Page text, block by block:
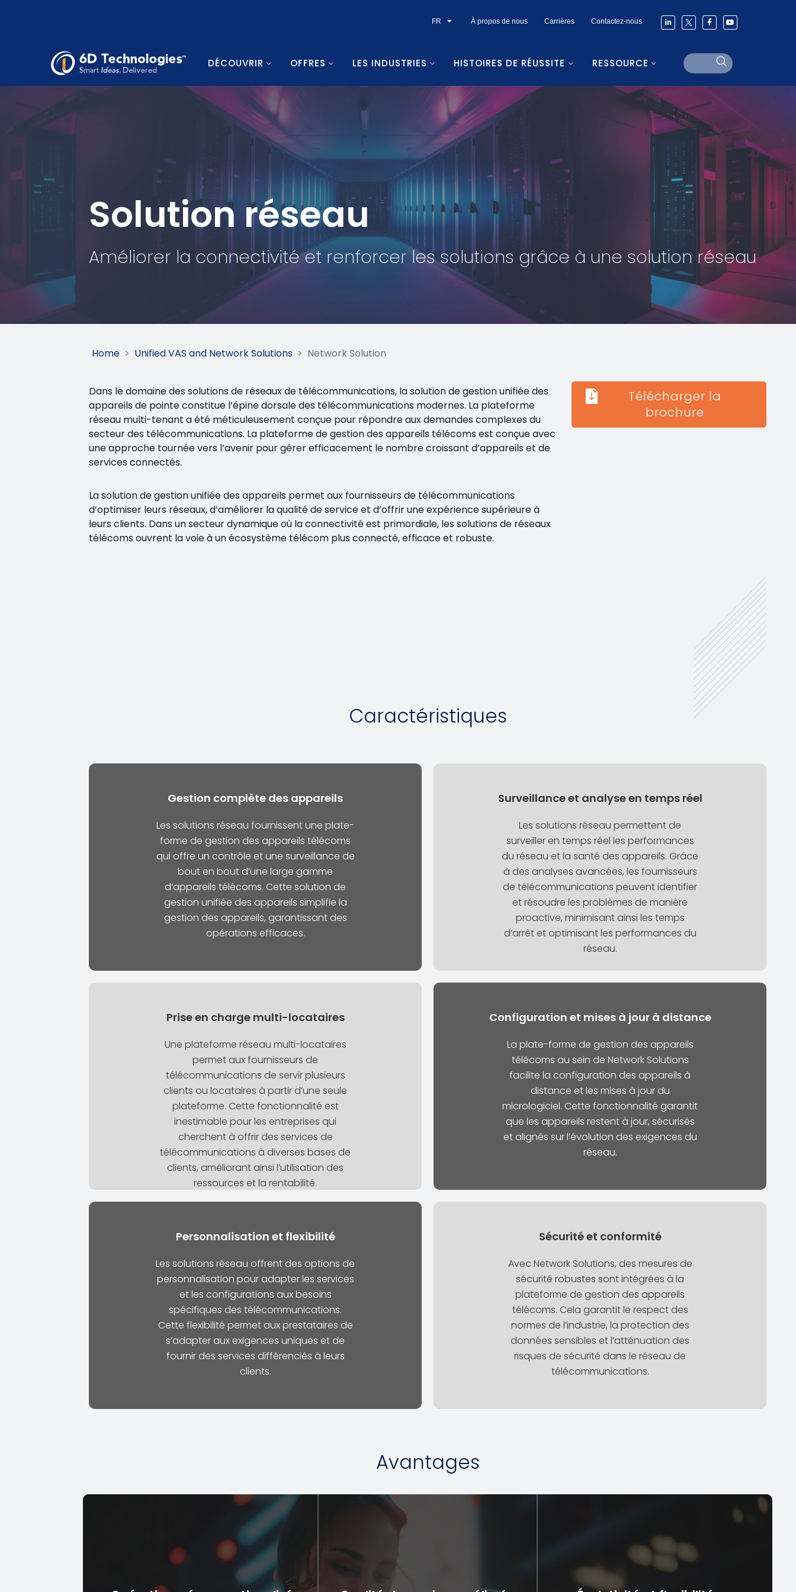
FR À propos de nous Carrières Contactez-nous
DÉCOUVRIR OFFRES LES INDUSTRIES HISTOIRES DE RÉUSSITE RESSOURCE
Solution réseau
Améliorer la connectivité et renforcer les solutions grâce à une solution réseau
Home > Unified VAS and Network Solutions > Network Solution
Dans le domaine des solutions de réseaux de télécommunications, la solution de gestion unifiée des
appareils de pointe constitue l’épine dorsale des télécommunications modernes. La plateforme
réseau multi-tenant a été méticuleusement conçue pour répondre aux demandes complexes du
secteur des télécommunications. La plateforme de gestion des appareils télécoms est conçue avec
une approche tournée vers l’avenir pour gérer efficacement le nombre croissant d’appareils et de
services connectés.
La solution de gestion unifiée des appareils permet aux fournisseurs de télécommunications
d’optimiser leurs réseaux, d’améliorer la qualité de service et d’offrir une expérience supérieure à
leurs clients. Dans un secteur dynamique où la connectivité est primordiale, les solutions de réseaux
télécoms ouvrent la voie à un écosystème télécom plus connecté, efficace et robuste.
Télécharger la
brochure
Caractéristiques
Gestion complète des appareils
Les solutions réseau fournissent une plate-
forme de gestion des appareils télécoms
qui offre un contrôle et une surveillance de
bout en bout d’une large gamme
d’appareils télécoms. Cette solution de
gestion unifiée des appareils simplifie la
gestion des appareils, garantissant des
opérations efficaces.
Surveillance et analyse en temps réel
Les solutions réseau permettent de
surveiller en temps réel les performances
du réseau et la santé des appareils. Grâce
à des analyses avancées, les fournisseurs
de télécommunications peuvent identifier
et résoudre les problèmes de manière
proactive, minimisant ainsi les temps
d’arrêt et optimisant les performances du
réseau.
Prise en charge multi-locataires
Une plateforme réseau multi-locataires
permet aux fournisseurs de
télécommunications de servir plusieurs
clients ou locataires à partir d’une seule
plateforme. Cette fonctionnalité est
inestimable pour les entreprises qui
cherchent à offrir des services de
télécommunications à diverses bases de
clients, améliorant ainsi l’utilisation des
ressources et la rentabilité.
Configuration et mises à jour à distance
La plate-forme de gestion des appareils
télécoms au sein de Network Solutions
facilite la configuration des appareils à
distance et les mises à jour du
micrologiciel. Cette fonctionnalité garantit
que les appareils restent à jour, sécurisés
et alignés sur l’évolution des exigences du
réseau.
Personnalisation et flexibilité
Les solutions réseau offrent des options de
personnalisation pour adapter les services
et les configurations aux besoins
spécifiques des télécommunications.
Cette flexibilité permet aux prestataires de
s’adapter aux exigences uniques et de
fournir des services différenciés à leurs
clients.
Sécurité et conformité
Avec Network Solutions, des mesures de
sécurité robustes sont intégrées à la
plateforme de gestion des appareils
télécoms. Cela garantit le respect des
normes de l’industrie, la protection des
données sensibles et l’atténuation des
risques de sécurité dans le réseau de
télécommunications.
Avantages